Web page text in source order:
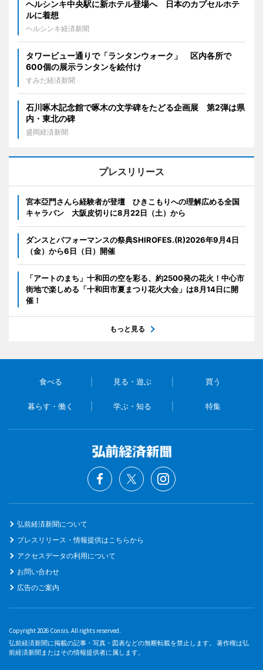
ヘルシンキ中央駅に新ホテル登場へ 日本のカプセルホテ
ルに着想
ヘルシンキ経済新聞
タワービュー通りで「ランタンウォーク」 区内各所で
600個の展示ランタンを絵付け
すみだ経済新聞
石川啄木記念館で啄木の文学碑をたどる企画展 第2弾は県
内・東北の碑
盛岡経済新聞
プレスリリース
宮本亞門さんら経験者が登壇 ひきこもりへの理解広める全国
キャラバン 大阪皮切りに8月22日（土）から
ダンスとパフォーマンスの祭典SHIROFES.(R)2026年9月4日
（金）から6日（日）開催
「アートのまち」十和田の空を彩る、約2500発の花火！中心市
街地で楽しめる「十和田市夏まつり花火大会」は8月14日に開
催！
もっと見る
食べる 見る・遊ぶ 買う
暮らす・働く 学ぶ・知る 特集
弘前経済新聞について
プレスリリース・情報提供はこちらから
アクセスデータの利用について
お問い合わせ
広告のご案内
Copyright 2026 Consis. All rights reserved.
弘前経済新聞に掲載の記事・写真・図表などの無断転載を禁止します。 著作権は弘
前経済新聞またはその情報提供者に属します。